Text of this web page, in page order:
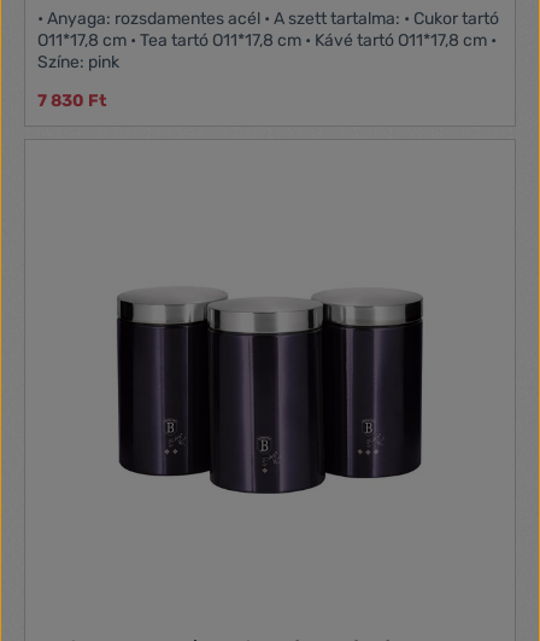
• Anyaga: rozsdamentes acél • A szett tartalma: • Cukor tartó
O11*17,8 cm • Tea tartó O11*17,8 cm • Kávé tartó O11*17,8 cm •
Színe: pink
7 830 Ft